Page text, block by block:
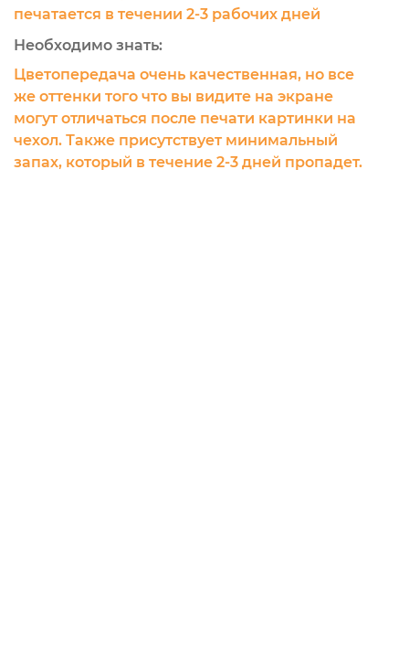
печатается в течении 2-3 рабочих дней
Необходимо знать:
Цветопередача очень качественная, но все
же оттенки того что вы видите на экране
могут отличаться после печати картинки на
чехол. Также присутствует минимальный
запах, который в течение 2-3 дней пропадет.